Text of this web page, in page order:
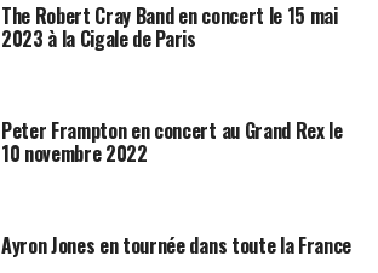
The Robert Cray Band en concert le 15 mai
2023 à la Cigale de Paris
Peter Frampton en concert au Grand Rex le
10 novembre 2022
Ayron Jones en tournée dans toute la France